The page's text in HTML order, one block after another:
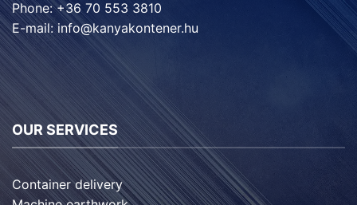
Phone: +36 70 553 3810
E-mail: info@kanyakontener.hu
OUR SERVICES
Container delivery